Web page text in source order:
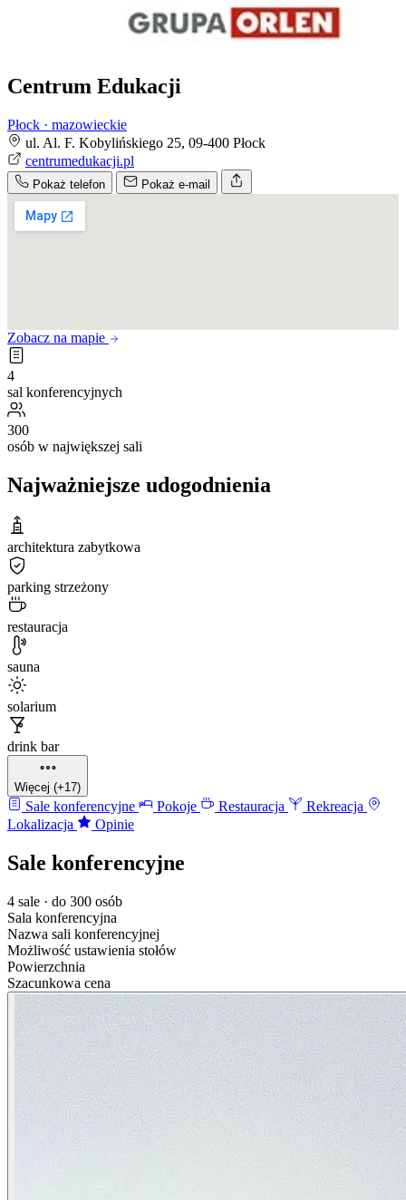
Centrum Edukacji ​
Płock · mazowieckie
ul. Al. F. Kobylińskiego 25, 09-400 Płock
centrumedukacji.pl
Pokaż telefon Pokaż e-mail
Zobacz na mapie
4
sal konferencyjnych
300
osób w największej sali
Najważniejsze udogodnienia
architektura zabytkowa
parking strzeżony
restauracja
sauna
solarium
drink bar
Więcej (+17)
Sale konferencyjne Pokoje Restauracja
Rekreacja
Lokalizacja
Opinie
Sale konferencyjne
4 sale · do 300 osób
Sala konferencyjna
Nazwa sali konferencyjnej
Możliwość ustawienia stołów
Powierzchnia
Szacunkowa cena